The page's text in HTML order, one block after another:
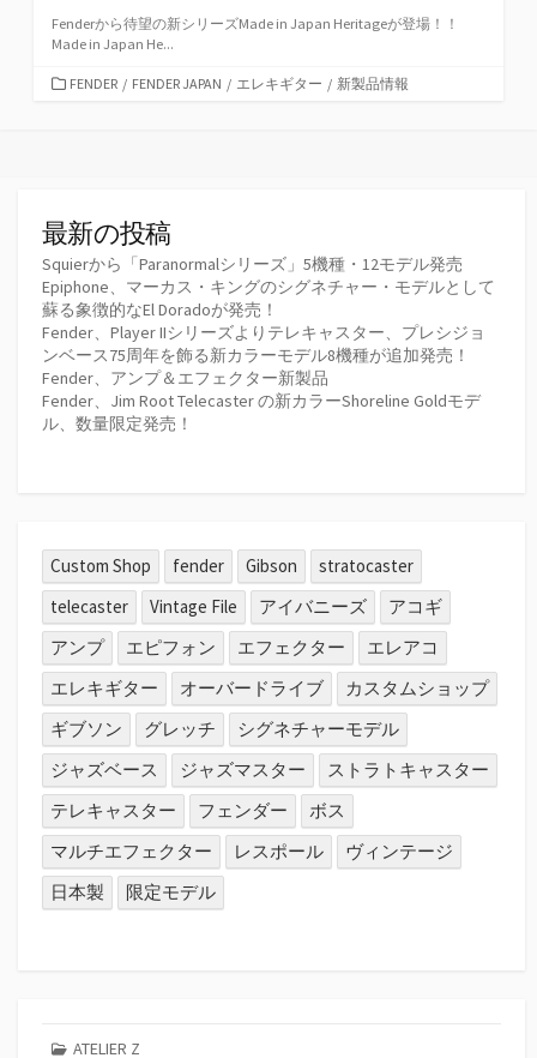
Fenderから待望の新シリーズMade in Japan Heritageが登場！！
Made in Japan He...
カFENDER / FENDER JAPAN / エレキギター / 新製品情報
最新の投稿
Squierから「Paranormalシリーズ」5機種・12モデル発売
Epiphone、マーカス・キングのシグネチャー・モデルとして
蘇る象徴的なEl Doradoが発売！
Fender、Player IIシリーズよりテレキャスター、プレシジョ
ンベース75周年を飾る新カラーモデル8機種が追加発売！
Fender、アンプ＆エフェクター新製品
Fender、Jim Root Telecaster の新カラーShoreline Goldモデ
ル、数量限定発売！
Custom Shop fender Gibson
stratocaster
telecaster
Vintage File アイバニーズ
アコギ
アンプ
エピフォン エフェクター
エレアコ
エレキギター
オーバードライブ
カスタムショップ
ギブソン
グレッチ
シグネチャーモデル
ジャズベース
ジャズマスター
ストラトキャスター
テレキャスター
フェンダー
ボス
マルチエフェクター
レスポール
ヴィンテージ
日本製
限定モデル
ATELIER Z